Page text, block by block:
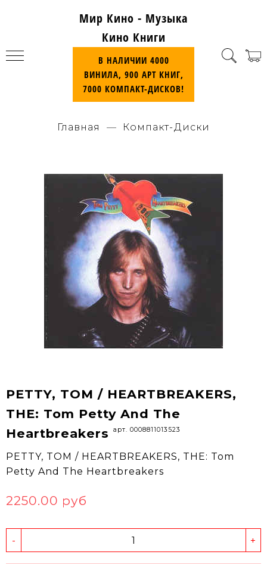
Мир Кино - Музыка
Кино Книги
В НАЛИЧИИ 4000
ВИНИЛА, 900 АРТ КНИГ,
7000 КОМПАКТ-ДИСКОВ!
Главная Компакт-Диски
PETTY, TOM / HEARTBREAKERS,
THE: Tom Petty And The
Heartbreakers
арт. 0008811013523
PETTY, TOM / HEARTBREAKERS, THE: Tom
Petty And The Heartbreakers
2250.00 руб
- +